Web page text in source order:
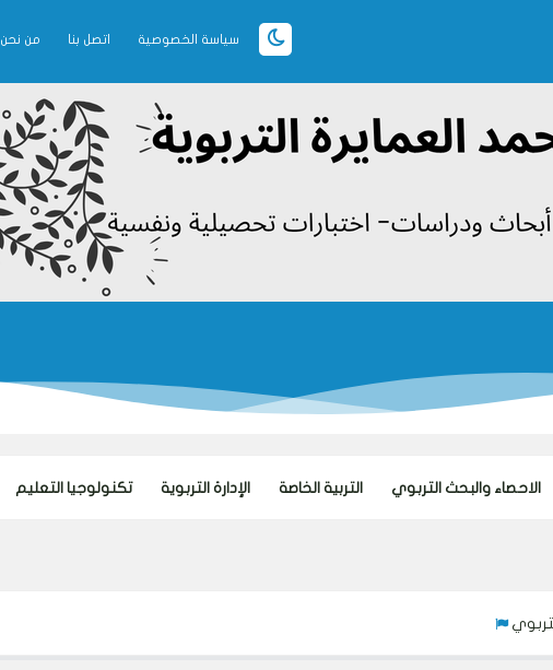
من نحن اتصل بنا سياسة الخصوصية
تكنولوجيا التعليم الإدارة التربوية التربية الخاصة الاحصاء والبحث التربوي